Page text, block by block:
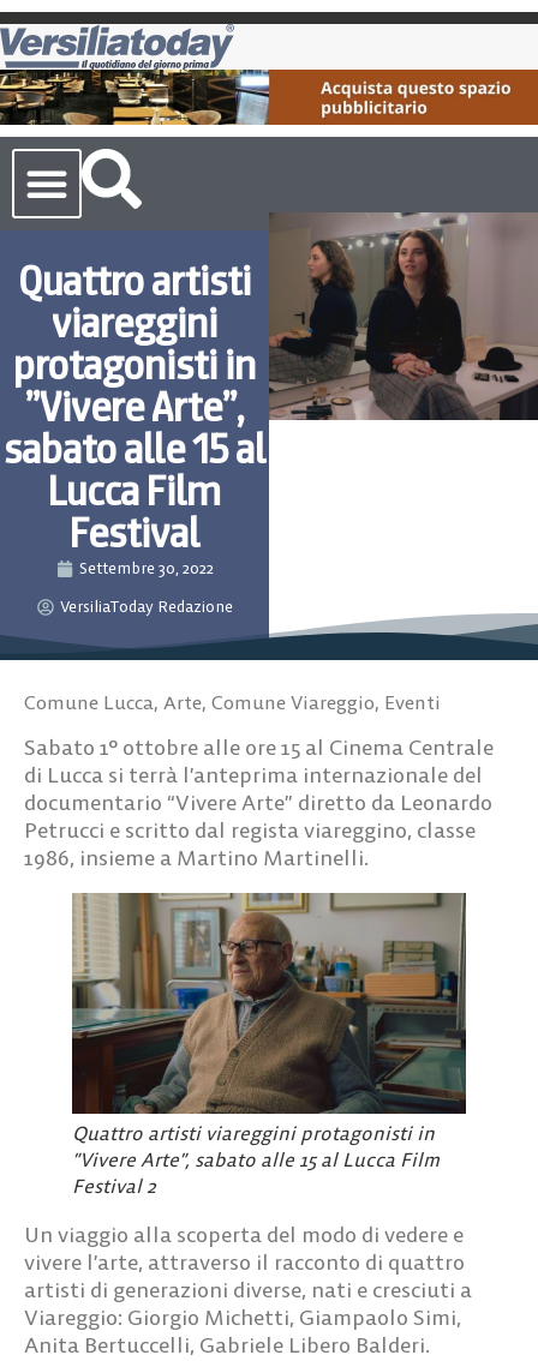
Quattro artisti
viareggini
protagonisti in
”Vivere Arte”,
sabato alle 15 al
Lucca Film
Festival
Settembre 30, 2022
VersiliaToday Redazione
Comune Lucca, Arte, Comune Viareggio, Eventi
Sabato 1° ottobre alle ore 15 al Cinema Centrale
di Lucca si terrà l’anteprima internazionale del
documentario “Vivere Arte” diretto da Leonardo
Petrucci e scritto dal regista viareggino, classe
1986, insieme a Martino Martinelli.
Quattro artisti viareggini protagonisti in
”Vivere Arte”, sabato alle 15 al Lucca Film
Festival 2
Un viaggio alla scoperta del modo di vedere e
vivere l’arte, attraverso il racconto di quattro
artisti di generazioni diverse, nati e cresciuti a
Viareggio: Giorgio Michetti, Giampaolo Simi,
Anita Bertuccelli, Gabriele Libero Balderi.